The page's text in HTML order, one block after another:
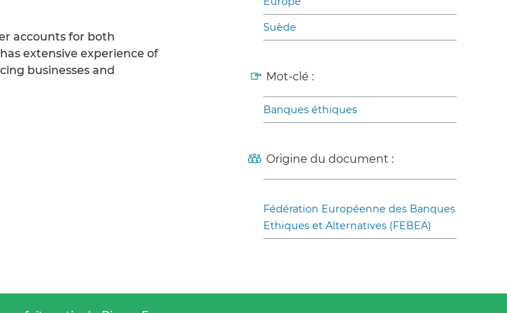
accounts for both
extensive experience of
businesses and
Suède
Mot-clé :
Banques éthiques
Origine du document :
Fédération Européenne des Banques
Ethiques et Alternatives (FEBEA)